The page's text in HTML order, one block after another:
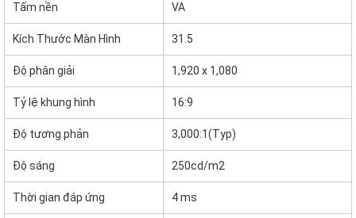
Tấm nền VA
Kích Thước Màn Hình 31.5
Độ phân giải 1,920 x 1,080
Tỷ lệ khung hình 16:9
Độ tương phản 3,000:1(Typ)
Độ sáng 250cd/m2
Thời gian đáp ứng 4 ms